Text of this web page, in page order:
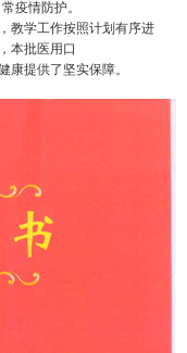
疫情防护。
教学工作按照计划有序进
本批医用口
提供了坚实保障。